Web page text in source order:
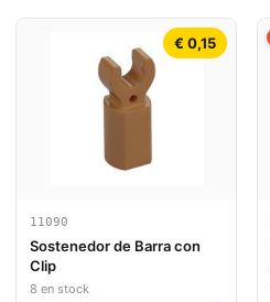
€ 0,15
11090
Sostenedor de Barra con
Clip
8 en stock